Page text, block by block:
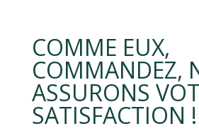
COMME EUX,
COMMANDEZ,
ASSURONS
SATISFACTION !